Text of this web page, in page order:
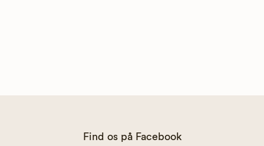
Find os på Facebook